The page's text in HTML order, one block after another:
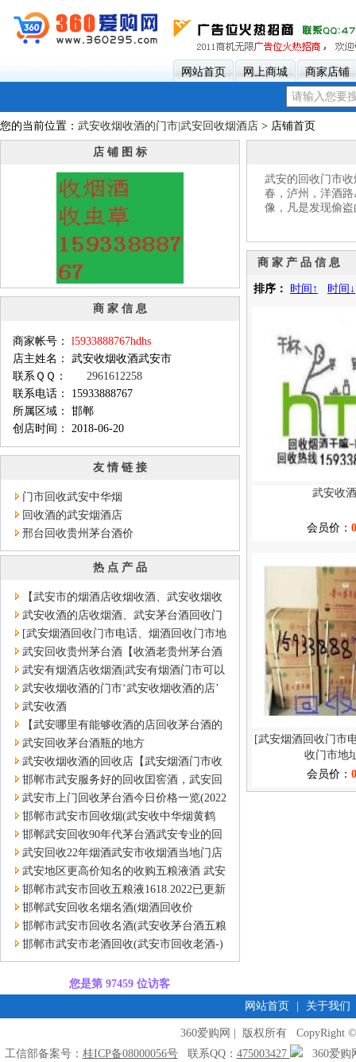
网站首页 网上商城 商家店铺
您的当前位置： 武安收烟收酒的门市|武安回收烟酒店 > 店铺首页
店 铺 图 标
商 家 信 息
商家帐号： l5933888767hdhs
店主姓名： 武安收烟收酒武安市
联系ＱＱ：
2961612258
联系电话： 15933888767
所属区域： 邯郸
创店时间： 2018-06-20
友 情 链 接
门市回收武安中华烟
回收酒的武安烟酒店
邢台回收贵州茅台酒价
热 点 产 品
【武安市的烟酒店收烟收酒、武安收烟收
酒】
武安收酒的店收烟酒、武安茅台酒回收门
市回收店
[武安烟酒回收门市电话、烟酒回收门市地
址]武安回收贵州茅台酒【收酒老贵州茅台酒
武安高价回收】
武安有烟酒店收烟酒|武安有烟酒门市可以
收酒
武安收烟收酒的门市‘武安收烟收酒的店’
武安收酒
【武安哪里有能够收酒的店回收茅台酒的
门市】
武安回收茅台酒瓶的地方
武安收烟收酒的回收店【武安烟酒门市收
酒】
邯郸市武安服务好的回收囯窖酒，武安回
收红云郎酒 武安
武安市上门回收茅台酒今日价格一览(2022
更新中)
邯郸市武安市回收烟(武安收中华烟黄鹤
楼)今日回收详细价
邯郸武安回收90年代茅台酒武安专业的回
收92年茅台酒
武安回收22年烟酒武安市收烟酒当地门店
位置
武安地区更高价知名的收购五粮液酒 武安
市邯郸市武安市回收五粮液1618.2022已更新
(今日/推荐)
邯郸武安回收名烟名酒(烟酒回收价
格)2022已更新
邯郸市武安市回收名酒(武安收茅台酒五粮
液)今日回收详细价
邯郸市武安市老酒回收(武安市回收老酒-)
一览一览表
您是第 97459 位访客
武安的回收门市
春，泸州，洋酒
像，凡是发现偷
商 家 产 品 信 息
排序： 时间↑ 时间↓
武安收酒
会员价：
[武安烟酒回收门市
收门市地
会员价：
网站首页 关于我们
360爱购网 | 版权所有 CopyRight ©
工信部备案号： 桂ICP备08000056号联系QQ： 475003427 360爱购